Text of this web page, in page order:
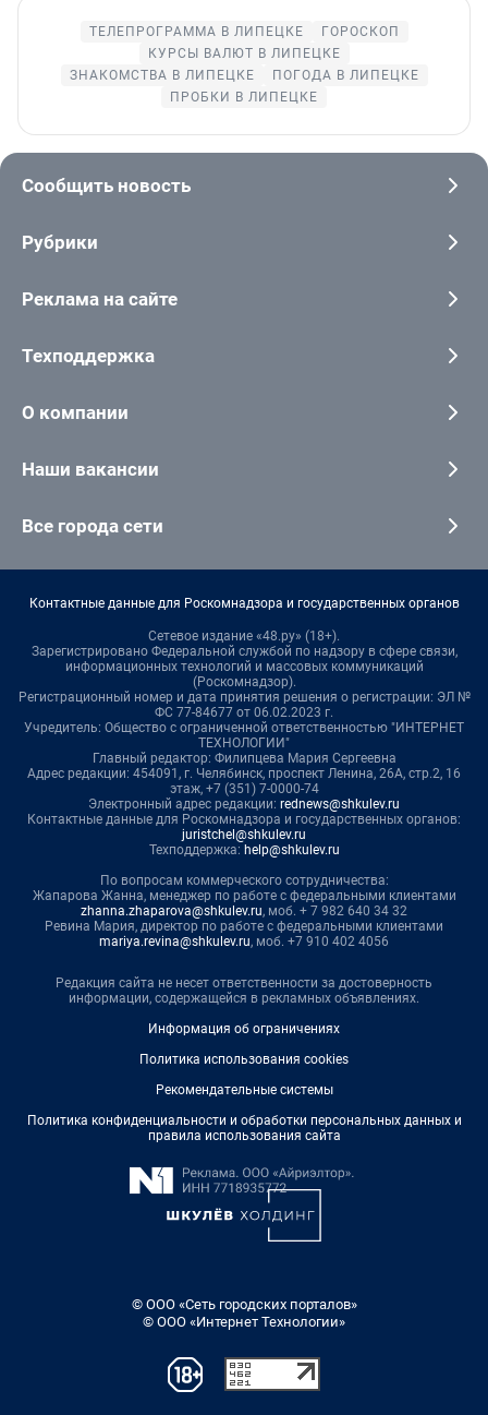
ТЕЛЕПРОГРАММА В ЛИПЕЦКЕ
ГОРОСКОП
КУРСЫ ВАЛЮТ В ЛИПЕЦКЕ
ЗНАКОМСТВА В ЛИПЕЦКЕ
ПОГОДА В ЛИПЕЦКЕ
ПРОБКИ В ЛИПЕЦКЕ
Сообщить новость
Рубрики
Реклама на сайте
Техподдержка
О компании
Наши вакансии
Все города сети
Контактные данные для Роскомнадзора и государственных органов
Сетевое издание «48.ру» (18+).
Зарегистрировано Федеральной службой по надзору в сфере связи,
информационных технологий и массовых коммуникаций
(Роскомнадзор).
Регистрационный номер и дата принятия решения о регистрации: ЭЛ №
ФС 77-84677 от 06.02.2023 г.
Учредитель: Общество с ограниченной ответственностью "ИНТЕРНЕТ
ТЕХНОЛОГИИ"
Главный редактор: Филипцева Мария Сергеевна
Адрес редакции: 454091, г. Челябинск, проспект Ленина, 26А, стр.2, 16
этаж, +7 (351) 7-0000-74
Электронный адрес редакции: rednews@shkulev.ru
Контактные данные для Роскомнадзора и государственных органов:
juristchel@shkulev.ru
Техподдержка: help@shkulev.ru
По вопросам коммерческого сотрудничества:
Жапарова Жанна, менеджер по работе с федеральными клиентами
zhanna.zhaparova@shkulev.ru, моб. + 7 982 640 34 32
Ревина Мария, директор по работе с федеральными клиентами
mariya.revina@shkulev.ru, моб. +7 910 402 4056
Редакция сайта не несет ответственности за достоверность
информации, содержащейся в рекламных объявлениях.
Информация об ограничениях
Политика использования cookies
Рекомендательные системы
Политика конфиденциальности и обработки персональных данных и
правила использования сайта
© ООО «Сеть городских порталов»
© ООО «Интернет Технологии»